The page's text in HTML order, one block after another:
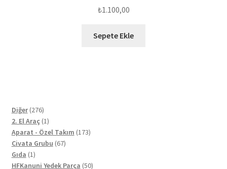
₺1.100,00
Sepete Ekle
Diğer 276276
ürün
2. El Araç 11
ürün
Aparat - Özel Takım 173173
Civata Grubu 6767
Gıda 11
ürün
HFKanuni Yedek Parça 5050